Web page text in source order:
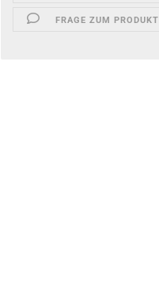
FRAGE ZUM PRODUKT